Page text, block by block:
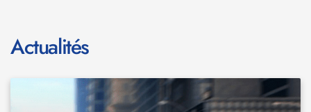
Actualités